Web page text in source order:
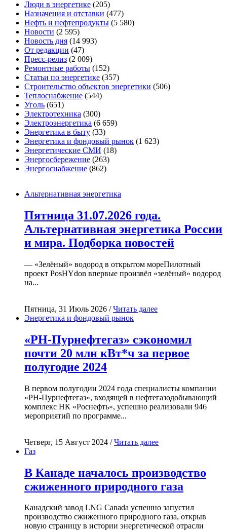
Люди в энергетике (205)
Назначения и отставки (477)
Нефть и нефтепродукты (5 580)
Новости (2 595)
Новость дня (14 993)
От редакции (47)
Пресс-релиз (2 009)
Ремонтные работы (152)
Статьи по энергетике (357)
Строительство объектов энергетики (506)
Теплоснабжение (544)
Уголь (651)
Электротехника (300)
Электроэнергетика (6 659)
Энергетика в быту (33)
Энергетика и фондовый рынок (1 623)
Энергетические СМИ (18)
Энергосбережение (263)
Энергоснабжение (862)
Альтернативная энергетика
Пятница 31.07.2026 года.
Альтернативная энергетика России
и мира. Подборка новостей
— «Зелёный» водород в открытом мореПилотный
проект PosHYdon впервые произвёл «зелёный» водород
на...
Пятница, 31 Июль 2026 /Читать далее
Энергетика и фондовый рынок
«РН-Пурнефтегаз» сэкономил
почти 20 млн кВт*ч за первое
полугодие 2024
В первом полугодии 2024 года специалисты компании
«РН-Пурнефтегаз», входящей в нефтегазодобывающий
комплекс НК «Роснефть», успешно реализовали 946
мероприятий по программе...
Четверг, 15 Август 2024 /Читать далее
Газ
В Канаде началось производство
сжиженного природного газа
Канадский завод LNG Canada успешно запустил
производство сжиженного природного газа, открыв
новую страницу в истории энергетической отрасли